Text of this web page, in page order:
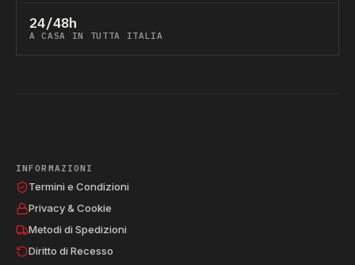
24/48h
A CASA IN TUTTA ITALIA
INFORMAZIONI
Termini e Condizioni
Privacy & Cookie
Metodi di Spedizioni
Diritto di Recesso